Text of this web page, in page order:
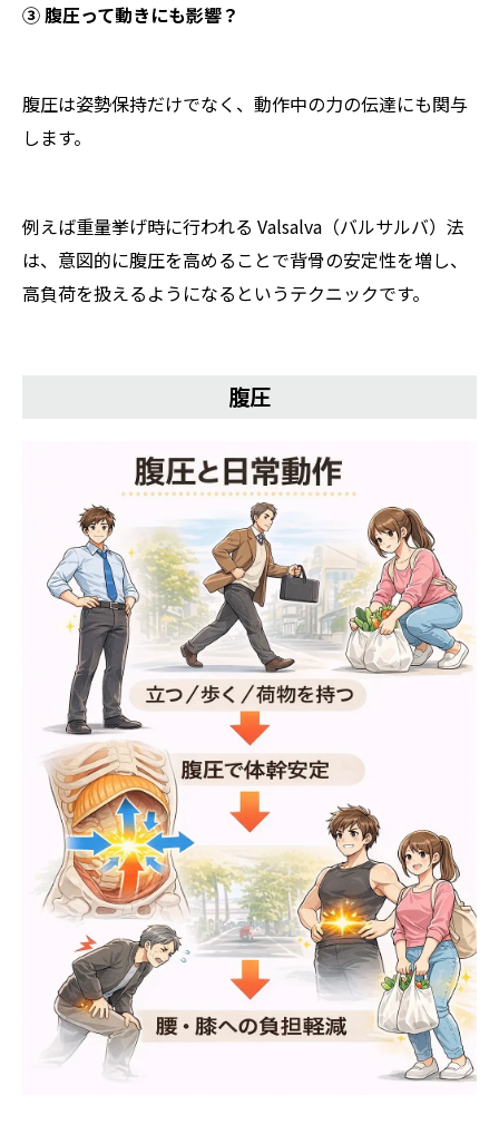
③ 腹圧って動きにも影響？
腹圧は姿勢保持だけでなく、動作中の力の伝達にも関与
します。
例えば重量挙げ時に行われる Valsalva（バルサルバ）法
は、意図的に腹圧を高めることで背骨の安定性を増し、
高負荷を扱えるようになるというテクニックです。
腹圧